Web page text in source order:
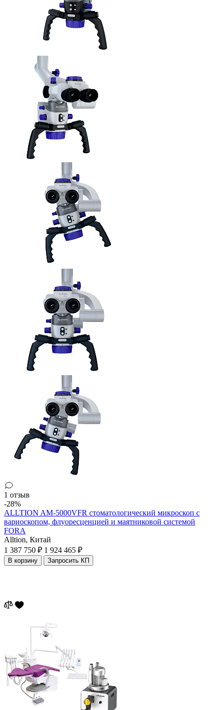
1 отзыв
-28%
ALLTION AM-5000VFR стоматологический микроскоп с
вариоскопом, флуоресценцией и маятниковой системой
FORA
Alltion, Китай
1 387 750 ₽ 1 924 465 ₽
В корзину Запросить КП